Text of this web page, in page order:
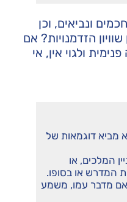
ונביאים, וכן
הזדמנויות? אם
ולגוי אין, אי
מביא דוגמאות של
המלכים, או
המדרש או בסופו.
מדבר עמו, משמע